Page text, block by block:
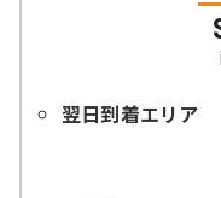
翌日到着エリア